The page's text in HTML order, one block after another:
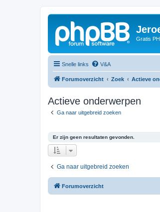
Gratis
Snelle links V&A
Forumoverzicht Zoek Actieve
Actieve onderwerpen
Ga naar uitgebreid zoeken
Er zijn geen resultaten gevonden.
Ga naar uitgebreid zoeken
Forumoverzicht